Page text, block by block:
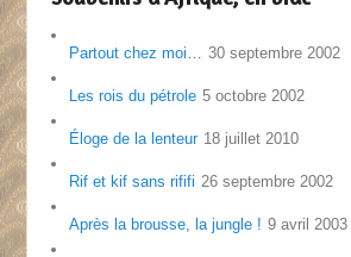
Partout chez moi… 30 septembre 2002
Les rois du pétrole 5 octobre 2002
Éloge de la lenteur 18 juillet 2010
Rif et kif sans rififi 26 septembre 2002
Après la brousse, la jungle ! 9 avril 2003